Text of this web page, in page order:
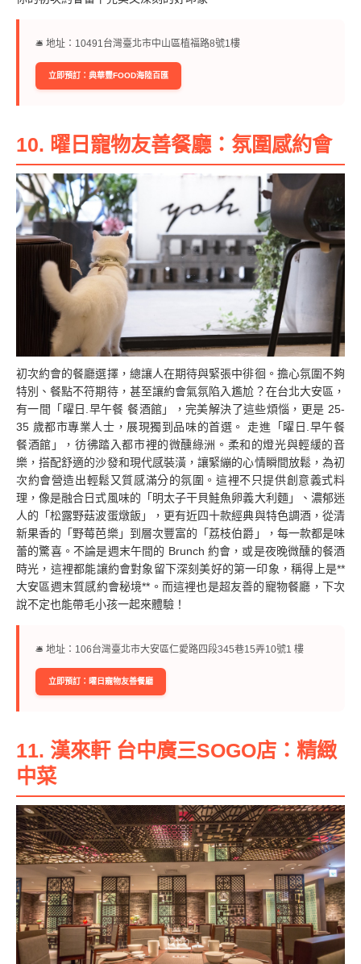
🛎︎ 地址：10491台灣臺北市中山區植福路8號1樓
立即預訂：典華豐FOOD海陸百匯
10. 曜日寵物友善餐廳：氛圍感約會
初次約會的餐廳選擇，總讓人在期待與緊張中徘徊。擔心氛圍不夠
特別、餐點不符期待，甚至讓約會氣氛陷入尷尬？在台北大安區，
有一間「曜日.早午餐 餐酒館」，完美解決了這些煩惱，更是 25-
35 歲都市專業人士，展現獨到品味的首選。 走進「曜日.早午餐
餐酒館」，彷彿踏入都市裡的微醺綠洲。柔和的燈光與輕緩的音
樂，搭配舒適的沙發和現代感裝潢，讓緊繃的心情瞬間放鬆，為初
次約會營造出輕鬆又質感滿分的氛圍。這裡不只提供創意義式料
理，像是融合日式風味的「明太子干貝鮭魚卵義大利麵」、濃郁迷
人的「松露野菇波蛋燉飯」，更有近四十款經典與特色調酒，從清
新果香的「野莓芭樂」到層次豐富的「荔枝伯爵」，每一款都是味
蕾的驚喜。不論是週末午間的 Brunch 約會，或是夜晚微醺的餐酒
時光，這裡都能讓約會對象留下深刻美好的第一印象，稱得上是**
大安區週末質感約會秘境**。而這裡也是超友善的寵物餐廳，下次
說不定也能帶毛小孩一起來體驗！
🛎︎ 地址：106台灣臺北市大安區仁愛路四段345巷15弄10號1 樓
立即預訂：曜日寵物友善餐廳
11. 漢來軒 台中廣三SOGO店：精緻
中菜